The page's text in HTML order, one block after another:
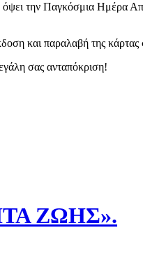
την Παγκόσμια Ημέρα
και παραλαβή της κάρτας
σας ανταπόκριση!
ΖΩΗΣ».